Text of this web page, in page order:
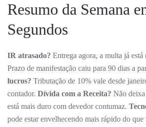
Resumo da Semana
Segundos
IR atrasado? Entrega agora, a multa já está
Prazo de manifestação caiu para 90 dias a
lucros? Tributação de 10% vale desde
contador. Dívida com a Receita? Não
está mais duro com devedor contumaz.
pode estar envelhecendo mais rápido do que